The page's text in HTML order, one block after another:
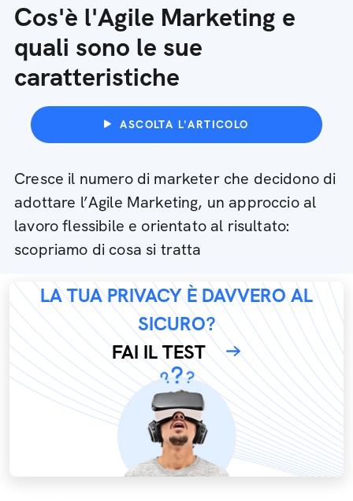
Cos'è l'Agile Marketing e
quali sono le sue
caratteristiche
ASCOLTA L'ARTICOLO
Cresce il numero di marketer che decidono di
adottare l’Agile Marketing, un approccio al
lavoro flessibile e orientato al risultato:
scopriamo di cosa si tratta
LA TUA PRIVACY È DAVVERO AL
SICURO?
FAI IL TEST